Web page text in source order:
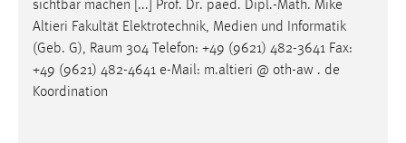
sichtbar machen [...] Prof. Dr. paed. Dipl.-Math. Mike
Altieri Fakultät Elektrotechnik, Medien und Informatik
(Geb. G), Raum 304 Telefon: +49 (9621) 482-3641 Fax:
+49 (9621) 482-4641 e-Mail: m.altieri @ oth-aw . de
Koordination